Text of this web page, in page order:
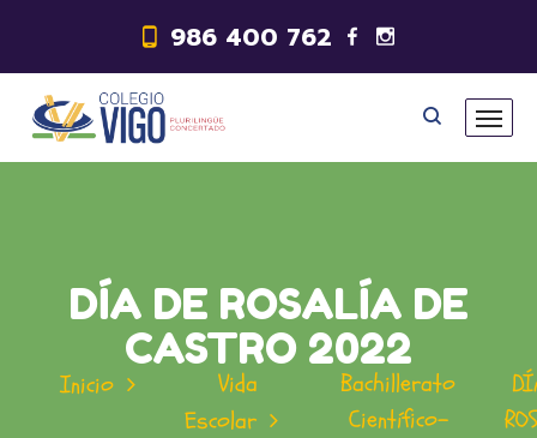
986 400 762
DÍA DE ROSALÍA DE
CASTRO 2022
Inicio
Vida
Escolar
Bachillerato
Científico-